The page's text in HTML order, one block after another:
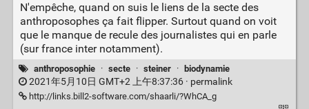
N'empêche, quand on suis le liens de la secte des
anthroposophes ça fait flipper. Surtout quand on voit
que le manque de recule des journalistes qui en parle
(sur france inter notamment).
anthroposophie · secte · steiner · biodynamie
2021年5月10日 GMT+2 上午8:37:36 · permalink
http://links.bill2-software.com/shaarli/?WhCA_g